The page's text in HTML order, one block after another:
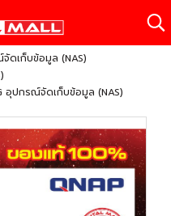
ดเก็บข้อมูล (NAS)
อุปกรณ์จัดเก็บข้อมูล (NAS)